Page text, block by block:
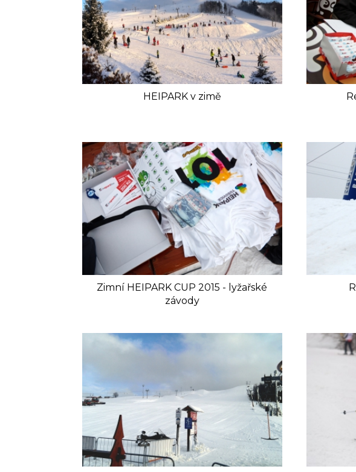
HEIPARK v zimě
Zimní HEIPARK CUP 2015 - lyžařské
závody